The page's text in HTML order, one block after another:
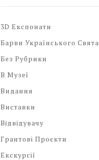
3D Експонати
Барви Українського Свята
Без Рубрики
В Музеї
Видання
Виставки
Відвідувачу
Грантові Проєкти
Екскурсії